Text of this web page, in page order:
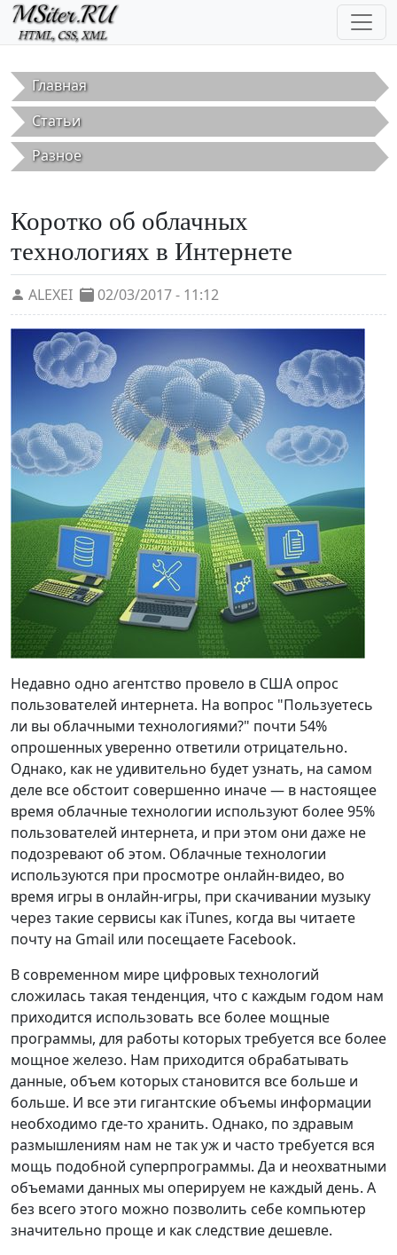
Перейти к основному содержанию
Главная
Статьи
Разное
Коротко об облачных
технологиях в Интернете
ALEXEI 02/03/2017 - 11:12
Недавно одно агентство провело в США опрос
пользователей интернета. На вопрос "Пользуетесь
ли вы облачными технологиями?" почти 54%
опрошенных уверенно ответили отрицательно.
Однако, как не удивительно будет узнать, на самом
деле все обстоит совершенно иначе — в настоящее
время облачные технологии используют более 95%
пользователей интернета, и при этом они даже не
подозревают об этом. Облачные технологии
используются при просмотре онлайн-видео, во
время игры в онлайн-игры, при скачивании музыку
через такие сервисы как iTunes, когда вы читаете
почту на Gmail или посещаете Facebook.
В современном мире цифровых технологий
сложилась такая тенденция, что с каждым годом нам
приходится использовать все более мощные
программы, для работы которых требуется все более
мощное железо. Нам приходится обрабатывать
данные, объем которых становится все больше и
больше. И все эти гигантские объемы информации
необходимо где-то хранить. Однако, по здравым
размышлениям нам не так уж и часто требуется вся
мощь подобной суперпрограммы. Да и неохватными
объемами данных мы оперируем не каждый день. А
без всего этого можно позволить себе компьютер
значительно проще и как следствие дешевле.